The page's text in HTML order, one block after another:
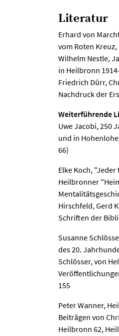
Literatur
Erhard von
vom Roten
Wilhelm Nestle,
in Heilbronn
Friedrich Dürr,
Nachdruck der
Weiterführende
Uwe Jacobi, 250
und in
66)
Elke Koch,
Heilbronner
Hirschfeld, Gerd
Schriften der
Susanne
des 20.
Schlösser, von
155
Peter Wanner,
Beiträgen von
Heilbronn 62,